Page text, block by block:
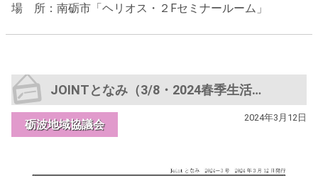
場 所：南砺市「ヘリオス・２Fセミナールーム」
JOINTとなみ（3/8・2024春季生活闘争総決起集会他）
砺波地域協議会
2024年3月12日